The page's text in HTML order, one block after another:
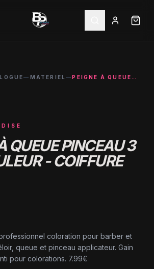
— MATERIEL— PEIGNE À QUEUE PINCEAU 3 EN 1 COULEUR - COIFFURE PRO
QUEUE PINCEAU 3
- COIFFURE
coloration pour barber et
queue et pinceau applicateur. Gain
pour colorations. 7.99€